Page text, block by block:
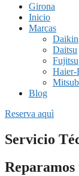
Girona
Inicio
Marcas
Daikin
Daitsu
Fujitsu
Haier-
Blog
Reserva aquì
Servicio